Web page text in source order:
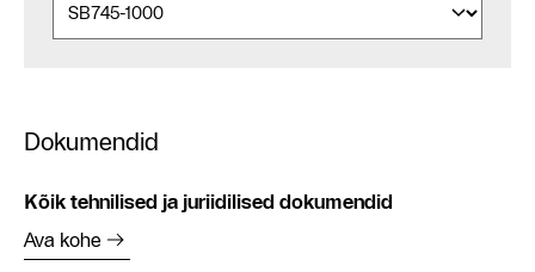
Dokumendid
Kõik tehnilised ja juriidilised dokumendid
Ava kohe